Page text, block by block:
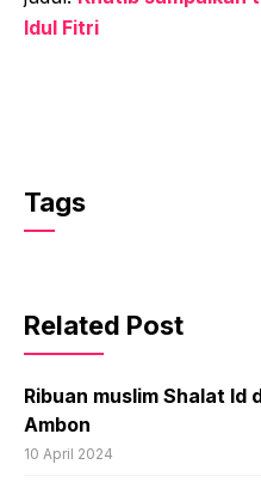
Idul Fitri
Tags
Related Post
Ribuan muslim Shalat Id
Ambon
10 April 2024